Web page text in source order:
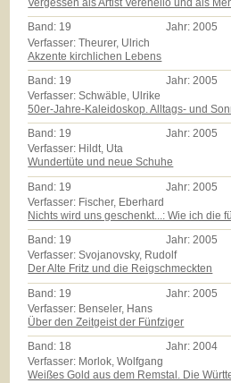
Vergessen als Artist Verenello und als
Band: 19 Jahr:2005
Verfasser: Theurer, Ulrich
Akzente kirchlichen Lebens
Band: 19 Jahr:2005
Verfasser: Schwäble, Ulrike
50er-Jahre-Kaleidoskop. Alltags- und
Band: 19 Jahr:2005
Verfasser: Hildt, Uta
Wundertüte und neue Schuhe
Band: 19 Jahr: 2005
Verfasser: Fischer, Eberhard
Nichts wird uns geschenkt...: Wie ich die
Band: 19 Jahr:2005
Verfasser: Svojanovsky, Rudolf
Der Alte Fritz und die Reigschmeckten
Band: 19 Jahr: 2005
Verfasser: Benseler, Hans
Über den Zeitgeist der Fünfziger
Band: 18 Jahr:2004
Verfasser: Morlok, Wolfgang
Weißes Gold aus dem Remstal. Die